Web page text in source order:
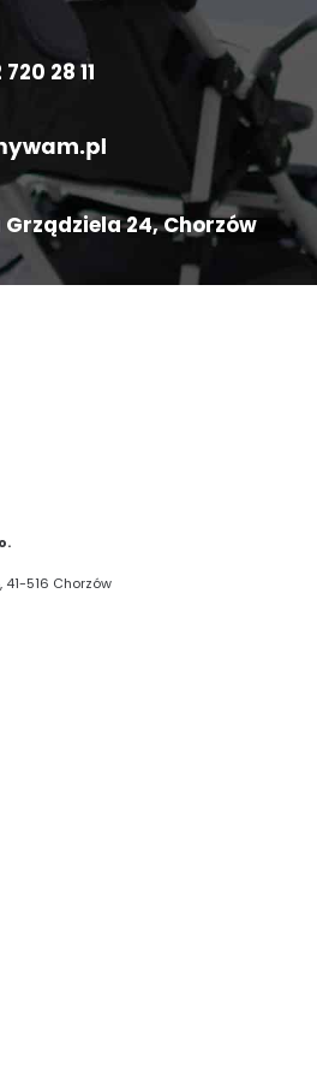
28 11
24, Chorzów
516 Chorzów